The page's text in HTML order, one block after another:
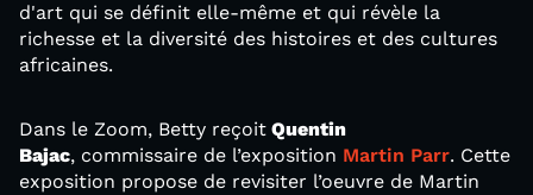
d'art qui se définit elle-même et qui révèle la
richesse et la diversité des histoires et des cultures
africaines.
Dans le Zoom, Betty reçoit Quentin
Bajac, commissaire de l’exposition Martin Parr. Cette
exposition propose de revisiter l’oeuvre de Martin